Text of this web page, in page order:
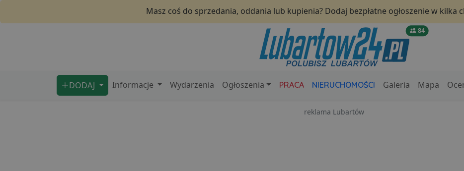
Masz coś do sprzedania, oddania lub kupienia? Dodaj bezpłatne ogłoszenie w kilka
84
DODAJ Informacje Wydarzenia Ogłoszenia PRACA NIERUCHOMOŚCI Galeria Mapa
reklama Lubartów